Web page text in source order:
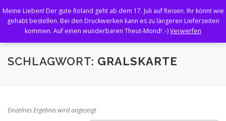
Meine Lieben! Der gute Roland geht ab dem 17. Juli auf Reisen. Ihr könnt wie
gehabt bestellen. Bei den Druckwerken kann es zu längeren Lieferzeiten
kommen. Auf einen wunderbaren Theut-Mond! :-)Verwerfen
Inhalt
springen
Menü
BÜCHER HEFTE EBÜCHER ENT-DECKTES
SCHLAGWORT: GRALSKARTE
Einzelnes Ergebnis wird angezeigt